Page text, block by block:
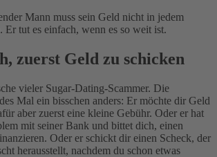
Mann muss sein Geld nicht in jedem
Er tut es einfach, wenn es so weit ist.
zuerst Geld zu schicken
vieler Sugar-Dating-Scammer. Die
Mal ein bisschen anders: Er möchte dir Geld
aber zuerst eine kleine Gebühr. Oder er hat
mit seiner Bank und bittet dich, einen
Oder er schickt dir einen Scheck, der
herausstellt, nachdem du schon etwas